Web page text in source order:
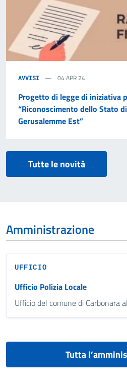
AVVISI 04 APR 24
Progetto di legge di iniziativa
“Riconoscimento dello Stato
Gerusalemme Est”
Tutte le novità
Amministrazione
UFFICIO
Ufficio Polizia Locale
Ufficio del comune di Carbonara
Tutta